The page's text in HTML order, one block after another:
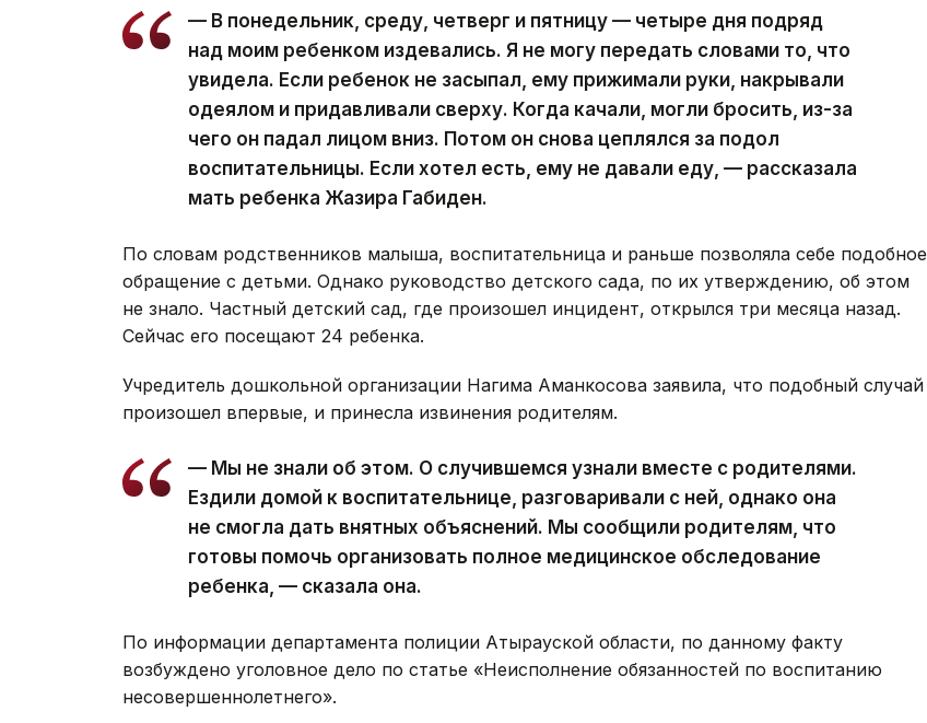
— В понедельник, среду, четверг и пятницу — четыре дня подряд
над моим ребенком издевались. Я не могу передать словами то, что
увидела. Если ребенок не засыпал, ему прижимали руки, накрывали
одеялом и придавливали сверху. Когда качали, могли бросить, из-за
чего он падал лицом вниз. Потом он снова цеплялся за подол
воспитательницы. Если хотел есть, ему не давали еду, — рассказала
мать ребенка Жазира Габиден.
По словам родственников малыша, воспитательница и раньше позволяла себе подобное
обращение с детьми. Однако руководство детского сада, по их утверждению, об этом
не знало. Частный детский сад, где произошел инцидент, открылся три месяца назад.
Сейчас его посещают 24 ребенка.
Учредитель дошкольной организации Нагима Аманкосова заявила, что подобный случай
произошел впервые, и принесла извинения родителям.
— Мы не знали об этом. О случившемся узнали вместе с родителями.
Ездили домой к воспитательнице, разговаривали с ней, однако она
не смогла дать внятных объяснений. Мы сообщили родителям, что
готовы помочь организовать полное медицинское обследование
ребенка, — сказала она.
По информации департамента полиции Атырауской области, по данному факту
возбуждено уголовное дело по статье «Неисполнение обязанностей по воспитанию
несовершеннолетнего».